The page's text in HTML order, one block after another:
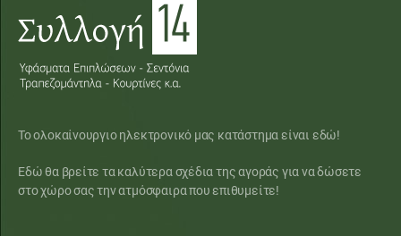
Το ολοκαίνουργιο ηλεκτρονικό μας κατάστημα είναι εδώ!
Εδώ θα βρείτε τα καλύτερα σχέδια της αγοράς για να δώσετε
στο χώρο σας την ατμόσφαιρα που επιθυμείτε!